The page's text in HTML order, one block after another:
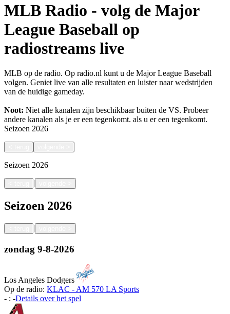
MLB Radio - volg de Major
League Baseball op
radiostreams live
MLB op de radio. Op radio.nl kunt u de Major League Baseball
volgen. Geniet live van alle resultaten en luister naar wedstrijden
van de huidige gameday.
Noot: Niet alle kanalen zijn beschikbaar buiten de VS. Probeer
andere kanalen als je er een tegenkomt. als u er een tegenkomt.
Seizoen 2026
Seizoen 2026
|
Seizoen 2026
|
zondag 9-8-2026
Los Angeles Dodgers
Op de radio: KLAC - AM 570 LA Sports
- : -Details over het spel